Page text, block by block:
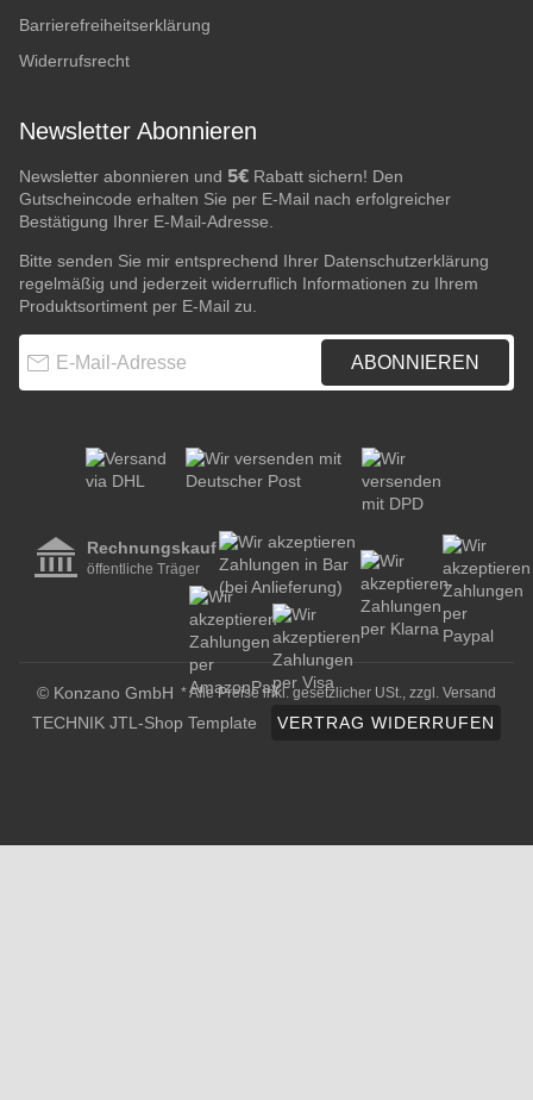
Barrierefreiheitserklärung
Widerrufsrecht
Newsletter Abonnieren
Newsletter abonnieren und 5€ Rabatt sichern! Den
Gutscheincode erhalten Sie per E-Mail nach erfolgreicher
Bestätigung Ihrer E-Mail-Adresse.
Bitte senden Sie mir entsprechend Ihrer Datenschutzerklärung
regelmäßig und jederzeit widerruflich Informationen zu Ihrem
Produktsortiment per E-Mail zu.
ABONNIEREN
© Konzano GmbH * Alle Preise inkl. gesetzlicher USt., zzgl. Versand
TECHNIK JTL-Shop Template VERTRAG WIDERRUFEN